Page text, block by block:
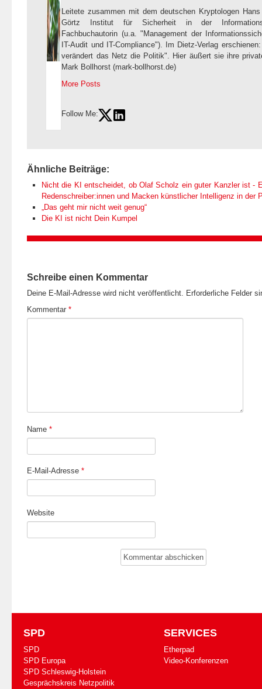
Leitete zusammen mit dem deutschen Kryptologen
Görtz Institut für Sicherheit in der
Fachbuchautorin (u.a. "Management der
IT-Audit und IT-Compliance"). Im Dietz-Verlag
verändert das Netz die Politik". Hier äußert sie ihre
Mark Bollhorst (mark-bollhorst.de)
More Posts
Follow Me:
Ähnliche Beiträge:
Nicht die KI entscheidet, ob Olaf Scholz ein guter Kanzler ist -
Redenschreiber:innen und Macken künstlicher Intelligenz in der
„Das geht mir nicht weit genug“
Die KI ist nicht Dein Kumpel
Schreibe einen Kommentar
Deine E-Mail-Adresse wird nicht veröffentlicht. Erforderliche Felder
Kommentar *
Name *
E-Mail-Adresse *
Website
SPD
SPD
SPD Europa
SPD Schleswig-Holstein
Gesprächskreis Netzpolitik
SERVICES
Etherpad
Video-Konferenzen